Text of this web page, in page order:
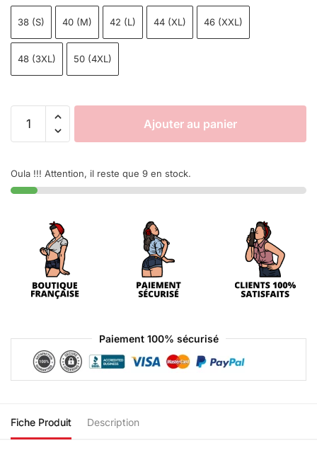
38 (S) 40 (M) 42 (L) 44 (XL) 46 (XXL)
48 (3XL) 50 (4XL)
Ajouter au panier
Oula !!! Attention, il reste que 9 en stock.
Paiement 100% sécurisé
Fiche Produit Description